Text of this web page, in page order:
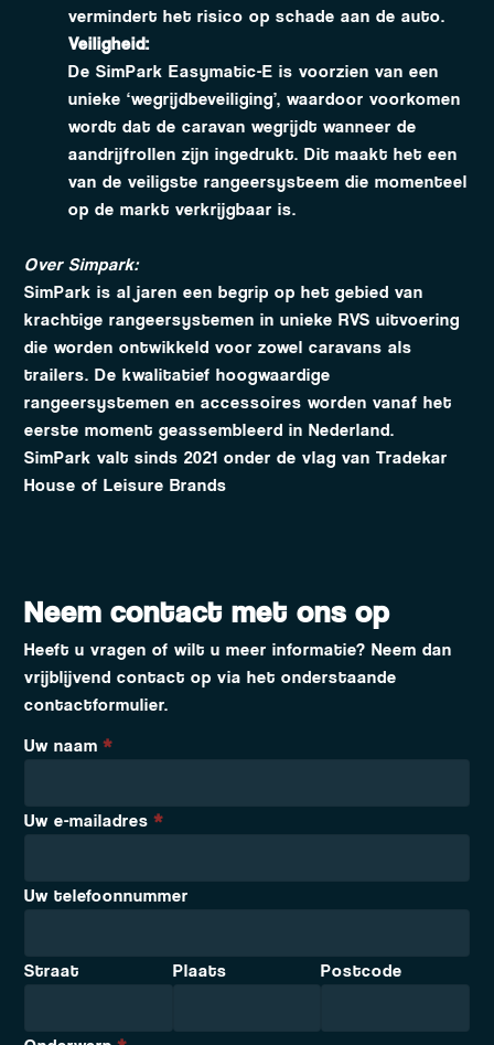
vermindert het risico op schade aan de auto.
Veiligheid:
De SimPark Easymatic-E is voorzien van een
unieke ‘wegrijdbeveiliging’, waardoor voorkomen
wordt dat de caravan wegrijdt wanneer de
aandrijfrollen zijn ingedrukt. Dit maakt het een
van de veiligste rangeersysteem die momenteel
op de markt verkrijgbaar is.
Over Simpark:
SimPark is al jaren een begrip op het gebied van
krachtige rangeersystemen in unieke RVS uitvoering
die worden ontwikkeld voor zowel caravans als
trailers. De kwalitatief hoogwaardige
rangeersystemen en accessoires worden vanaf het
eerste moment geassembleerd in Nederland.
SimPark valt sinds 2021 onder de vlag van Tradekar
House of Leisure Brands
Neem contact met ons op
Heeft u vragen of wilt u meer informatie? Neem dan
vrijblijvend contact op via het onderstaande
contactformulier.
Uw naam *
Uw e-mailadres *
Uw telefoonnummer
Straat Plaats Postcode